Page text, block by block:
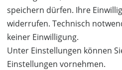
speichern dürfen. Ihre
widerrufen. Technisch
keiner Einwilligung.
Unter Einstellungen können
Einstellungen vornehmen.
VitaSoma
1 x Abnehmspritze
Anamnesegespräch und
Gutschein